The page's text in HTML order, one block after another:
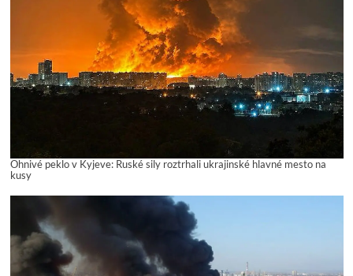
Ohnivé peklo v Kyjeve: Ruské sily roztrhali ukrajinské hlavné mesto na
kusy